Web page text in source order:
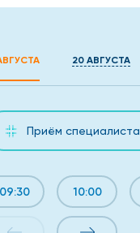
20 АВГУСТА
Приём специалиста
09:30 10:00